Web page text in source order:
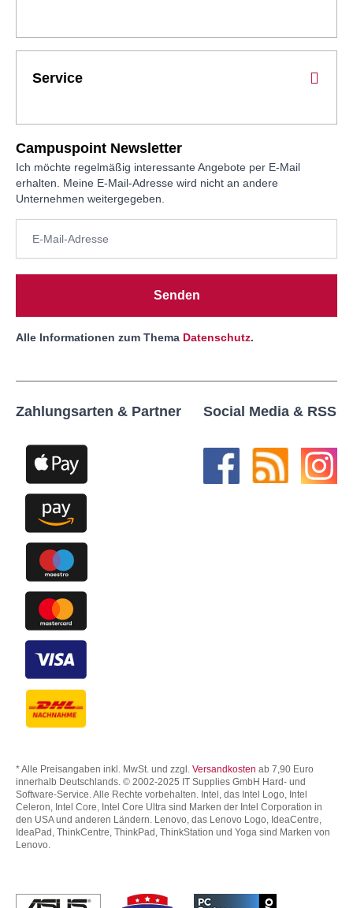
Service
Campuspoint Newsletter
Ich möchte regelmäßig interessante Angebote per E-Mail
erhalten. Meine E-Mail-Adresse wird nicht an andere
Unternehmen weitergegeben.
Senden
Alle Informationen zum Thema Datenschutz.
Zahlungsarten & Partner Social Media & RSS
* Alle Preisangaben inkl. MwSt. und zzgl. Versandkosten ab 7,90 Euro
innerhalb Deutschlands. © 2002-2025 IT Supplies GmbH Hard- und
Software-Service. Alle Rechte vorbehalten. Intel, das Intel Logo, Intel
Celeron, Intel Core, Intel Core Ultra sind Marken der Intel Corporation in
den USA und anderen Ländern. Lenovo, das Lenovo Logo, IdeaCentre,
IdeaPad, ThinkCentre, ThinkPad, ThinkStation und Yoga sind Marken von
Lenovo.